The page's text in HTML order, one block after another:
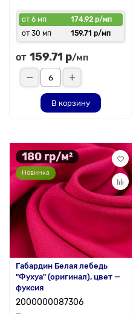
от 6 мп
174.92 р/мп
от 30 мп
159.71 р/мп
от 159.71 р/мп
В корзину
180 гр/м²
Новинка
Габардин Белая лебедь
"Фухуа" (оригинал), цвет —
фуксия
2000000087306